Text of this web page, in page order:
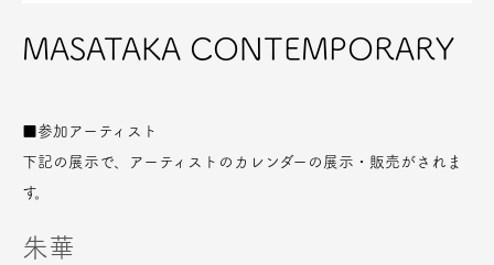
MASATAKA CONTEMPORARY
■参加アーティスト
下記の展示で、アーティストのカレンダーの展示・販売がされま
す。
朱華